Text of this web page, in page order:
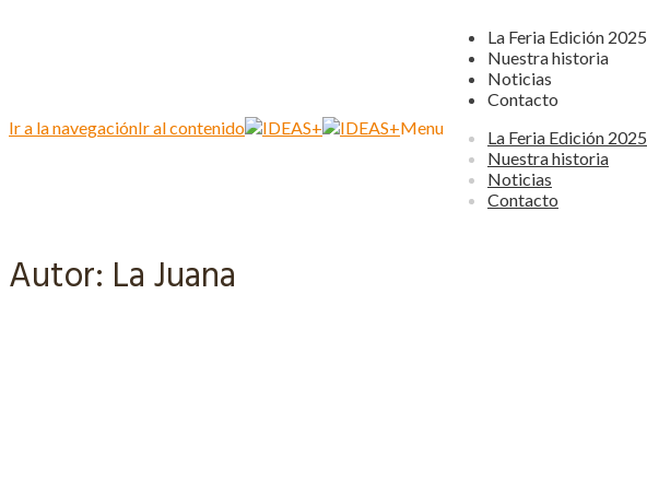
Ir a la navegaciónIr al contenido Menu
La Feria Edición 2025
Nuestra historia
Noticias
Contacto
La Feria Edición 2025
Nuestra historia
Noticias
Contacto
Autor: La Juana